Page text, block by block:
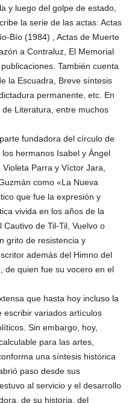
y luego del golpe de estado,
la serie de las actas: Actas
Bío (1984) , Actas de Muerte
a Contraluz, El Memorial
También cuenta
la Escuadra, Breve síntesis
permanente, etc. En
Literatura, entre muchos
fundadora del círculo de
los hermanos Isabel y Ángel
Parra y Víctor Jara,
como «La Nueva
que fue la expresión y
vivida en los años de la
de Til-Til, Vuelvo o
grito de resistencia y
además del Himno del
de quien fue su vocero en el
que hasta hoy incluso la
escribir variados artículos
Sin embargo, hoy,
para las artes,
una síntesis histórica
paso desde sus
al servicio y el desarrollo
de su historia, del